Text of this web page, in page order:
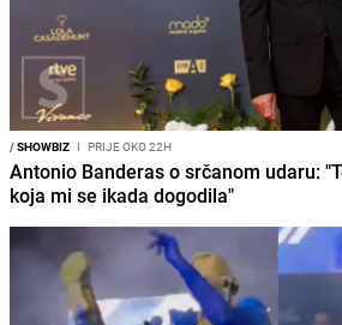
/SHOWBIZ I PRIJE OKO 22H
Antonio Banderas o srčanom udaru:
koja mi se ikada dogodila"